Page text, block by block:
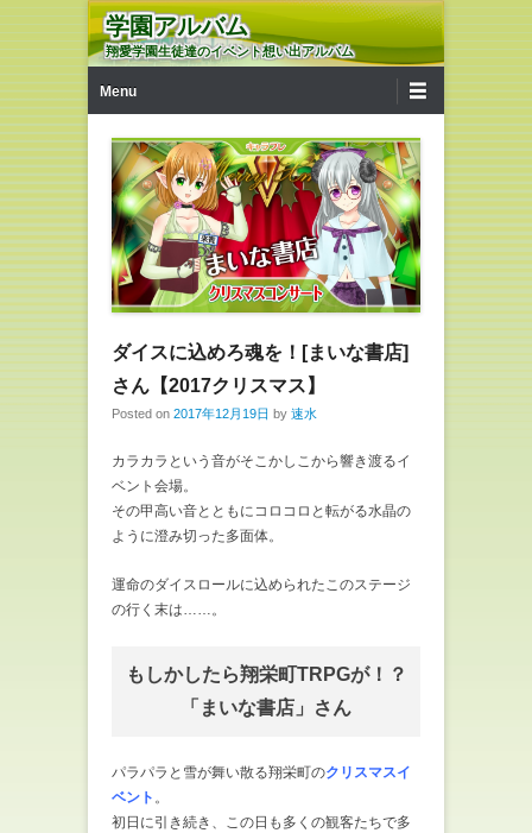
学園アルバム
翔愛学園生徒達のイベント想い出アルバム
Menu
ダイスに込めろ魂を！[まいな書店]
さん【2017クリスマス】
Posted on 2017年12月19日 by 速水
カラカラという音がそこかしこから響き渡るイ
ベント会場。
その甲高い音とともにコロコロと転がる水晶の
ように澄み切った多面体。
運命のダイスロールに込められたこのステージ
の行く末は……。
もしかしたら翔栄町TRPGが！？
「まいな書店」さん
パラパラと雪が舞い散る翔栄町のクリスマスイ
ベント 。
初日に引き続き、この日も多くの観客たちで多